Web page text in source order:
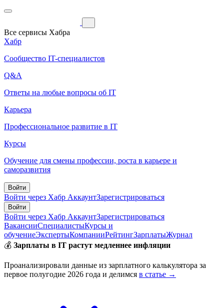
Все сервисы Хабра
Хабр
Сообщество IT-специалистов
Q&A
Ответы на любые вопросы об IT
Карьера
Профессиональное развитие в IT
Курсы
Обучение для смены профессии, роста в карьере и
саморазвития
Войти
Войти через Хабр АккаунтЗарегистрироваться
Войти
Войти через Хабр АккаунтЗарегистрироваться
ВакансииСпециалистыКурсы и
обучениеЭкспертыКомпанииРейтингЗарплатыЖурнал
💰 Зарплаты в IT растут медленнее инфляции
Проанализировали данные из зарплатного калькулятора за
первое полугодие 2026 года и делимся в статье →